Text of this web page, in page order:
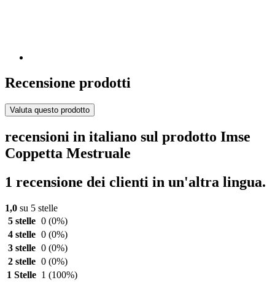
Recensione prodotti
Valuta questo prodotto
recensioni in italiano sul prodotto Imse
Coppetta Mestruale
1 recensione dei clienti in un'altra lingua.
1,0 su 5 stelle
5 stelle 0 (0%)
4 stelle 0 (0%)
3 stelle 0 (0%)
2 stelle 0 (0%)
1 Stelle 1 (100%)